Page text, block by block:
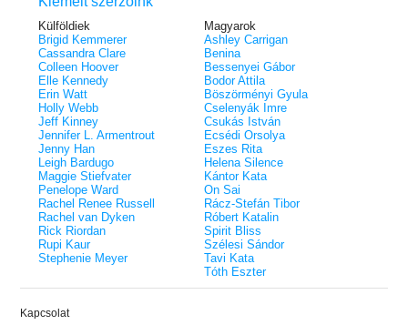
Külföldiek
Brigid Kemmerer
Cassandra Clare
Colleen Hoover
Elle Kennedy
Erin Watt
Holly Webb
Jeff Kinney
Jennifer L. Armentrout
Jenny Han
Leigh Bardugo
Maggie Stiefvater
Penelope Ward
Rachel Renee Russell
Rachel van Dyken
Rick Riordan
Rupi Kaur
Stephenie Meyer
Magyarok
Ashley Carrigan
Benina
Bessenyei Gábor
Bodor Attila
Böszörményi Gyula
Cselenyák Imre
Csukás István
Ecsédi Orsolya
Eszes Rita
Helena Silence
Kántor Kata
On Sai
Rácz-Stefán Tibor
Róbert Katalin
Spirit Bliss
Szélesi Sándor
Tavi Kata
Tóth Eszter
Kapcsolat